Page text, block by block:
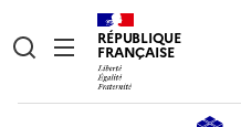
RÉPUBLIQUE
FRANÇAISE